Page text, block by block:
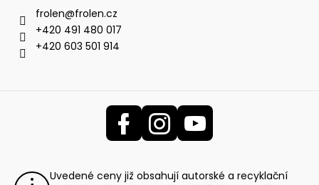
frolen@frolen.cz
+420 491 480 017
+420 603 501 914
Uvedené ceny již obsahují autorské a recyklační